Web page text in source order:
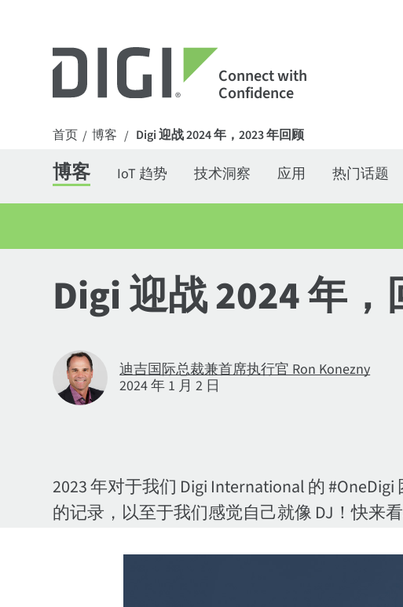
Connect with
Confidence
首页 / 博客 / Digi 迎战 2024 年，2023 年回顾
博客 IoT 趋势 技术洞察 应用 热门话题
Digi 迎战 2024 年，
迪吉国际总裁兼首席执行官 Ron Konezny
2024 年 1 月 2 日
2023 年对于我们 Digi International 的
的记录，以至于我们感觉自己就像 DJ！快来